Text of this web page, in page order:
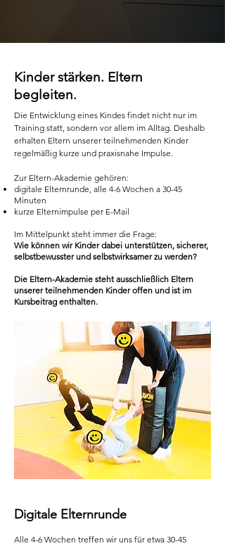
Kinder stärken. Eltern
begleiten.
Die Entwicklung eines Kindes findet nicht nur im
Training statt, sondern vor allem im Alltag. Deshalb
erhalten Eltern unserer teilnehmenden Kinder
regelmäßig kurze und praxisnahe Impulse.
Zur Eltern-Akademie gehören:
digitale Elternrunde, alle 4-6 Wochen a 30-45
Minuten
kurze Elternimpulse per E-Mail
Im Mittelpunkt steht immer die Frage:
Wie können wir Kinder dabei unterstützen, sicherer,
selbstbewusster und selbstwirksamer zu werden?
Die Eltern-Akademie steht ausschließlich Eltern
unserer teilnehmenden Kinder offen und ist im
Kursbeitrag enthalten.
Digitale Elternrunde
Alle 4-6 Wochen treffen wir uns für etwa 30-45